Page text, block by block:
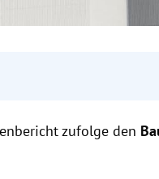
bemannte
zufolge den